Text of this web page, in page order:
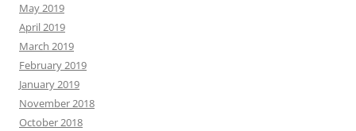
May 2019
April 2019
March 2019
February 2019
January 2019
November 2018
October 2018